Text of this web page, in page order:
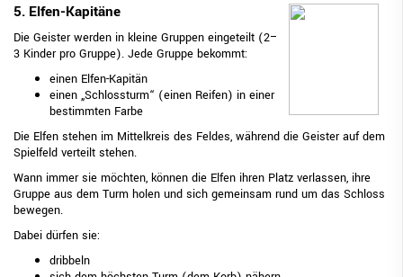
5. Elfen-Kapitäne
Die Geister werden in kleine Gruppen eingeteilt (2–
3 Kinder pro Gruppe). Jede Gruppe bekommt:
einen Elfen-Kapitän
einen „Schlossturm“ (einen Reifen) in einer
bestimmten Farbe
Die Elfen stehen im Mittelkreis des Feldes, während die Geister auf dem
Spielfeld verteilt stehen.
Wann immer sie möchten, können die Elfen ihren Platz verlassen, ihre
Gruppe aus dem Turm holen und sich gemeinsam rund um das Schloss
bewegen.
Dabei dürfen sie:
dribbeln